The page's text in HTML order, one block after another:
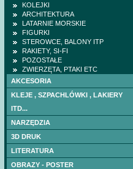
KOLEJKI
ARCHITEKTURA
LATARNIE MORSKIE
FIGURKI
STEROWCE, BALONY ITP
RAKIETY, SI-FI
POZOSTAŁE
ZWIERZĘTA, PTAKI ETC
AKCESORIA
KLEJE , SZPACHLÓWKI , LAKIERY
ITD...
NARZĘDZIA
3D DRUK
LITERATURA
OBRAZY - POSTER